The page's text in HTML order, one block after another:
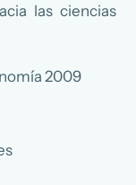
las ciencias
2009